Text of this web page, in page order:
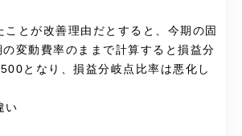
ことが改善理由だとすると、今期の固
変動費率のままで計算すると損益分
となり、損益分岐点比率は悪化し
い